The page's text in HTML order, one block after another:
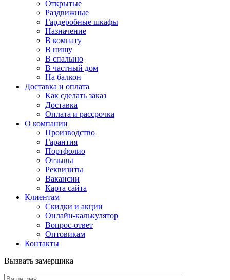
Открытые
Раздвижные
Гардеробные шкафы
Назначение
В комнату
В нишу
В спальню
В частный дом
На балкон
Доставка и оплата
Как сделать заказ
Доставка
Оплата и рассрочка
О компании
Производство
Гарантия
Портфолио
Отзывы
Реквизиты
Вакансии
Карта сайта
Клиентам
Скидки и акции
Онлайн-калькулятор
Вопрос-ответ
Оптовикам
Контакты
Вызвать замерщика